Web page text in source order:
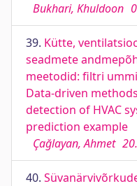
Bukhari, Khuldoon
39. Kütte,
seadmete
meetodid: filtri
Data-driven
detection of HVAC
prediction example
Çağlayan, Ahmet
40.